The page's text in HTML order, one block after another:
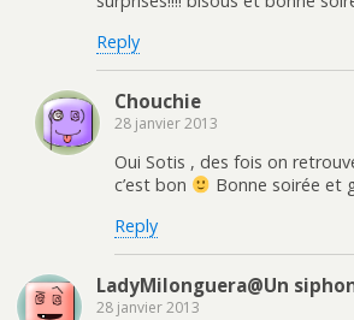
Reply
Chouchie
28 janvier 2013
Oui Sotis , des fois on
c’est bon
Bonne soirée et
Reply
LadyMilonguera@Un
28 janvier 2013